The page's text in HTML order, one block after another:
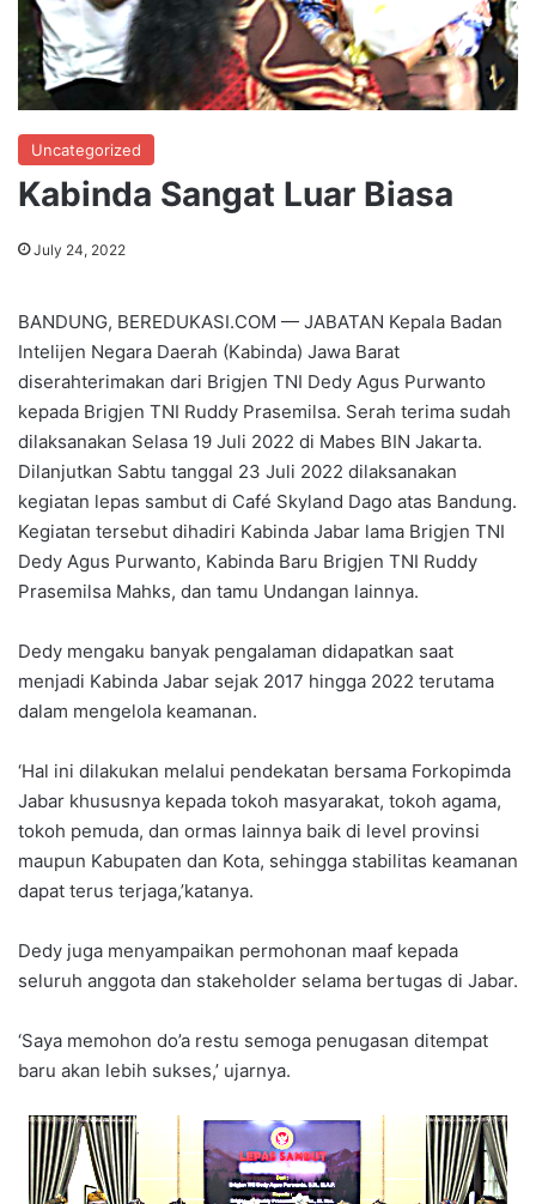
Uncategorized
Kabinda Sangat Luar Biasa
July 24, 2022
BANDUNG, BEREDUKASI.COM — JABATAN Kepala Badan
Intelijen Negara Daerah (Kabinda) Jawa Barat
diserahterimakan dari Brigjen TNI Dedy Agus Purwanto
kepada Brigjen TNI Ruddy Prasemilsa. Serah terima sudah
dilaksanakan Selasa 19 Juli 2022 di Mabes BIN Jakarta.
Dilanjutkan Sabtu tanggal 23 Juli 2022 dilaksanakan
kegiatan lepas sambut di Café Skyland Dago atas Bandung.
Kegiatan tersebut dihadiri Kabinda Jabar lama Brigjen TNI
Dedy Agus Purwanto, Kabinda Baru Brigjen TNI Ruddy
Prasemilsa Mahks, dan tamu Undangan lainnya.
Dedy mengaku banyak pengalaman didapatkan saat
menjadi Kabinda Jabar sejak 2017 hingga 2022 terutama
dalam mengelola keamanan.
‘Hal ini dilakukan melalui pendekatan bersama Forkopimda
Jabar khususnya kepada tokoh masyarakat, tokoh agama,
tokoh pemuda, dan ormas lainnya baik di level provinsi
maupun Kabupaten dan Kota, sehingga stabilitas keamanan
dapat terus terjaga,’katanya.
Dedy juga menyampaikan permohonan maaf kepada
seluruh anggota dan stakeholder selama bertugas di Jabar.
‘Saya memohon do’a restu semoga penugasan ditempat
baru akan lebih sukses,’ ujarnya.